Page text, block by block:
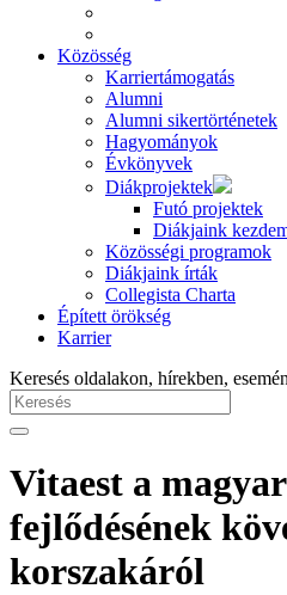
Közösség
Karriertámogatás
Alumni
Alumni sikertörténetek
Hagyományok
Évkönyvek
Diákprojektek
Futó projektek
Diákjaink
Közösségi programok
Diákjaink írták
Collegista Charta
Épített örökség
Karrier
Keresés oldalakon, hírekben,
Vitaest a
fejlődésének
korszakáról